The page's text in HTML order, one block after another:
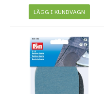
LÄGG I KUNDVAGN